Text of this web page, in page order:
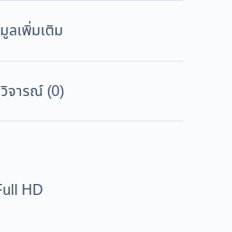
ลเพิ่มเติม
จารณ์ (0)
HD